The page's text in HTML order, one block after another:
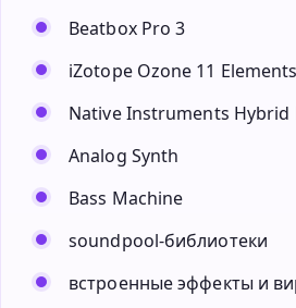
Beatbox Pro 3
iZotope Ozone 11 Elements
Native Instruments Hybrid
Analog Synth
Bass Machine
soundpool-библиотеки
встроенные эффекты и